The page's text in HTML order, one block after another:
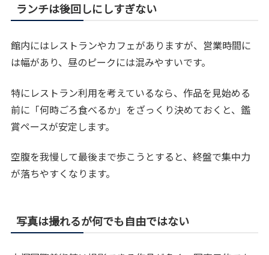
ランチは後回しにしすぎない
館内にはレストランやカフェがありますが、営業時間に
は幅があり、昼のピークには混みやすいです。
特にレストラン利用を考えているなら、作品を見始める
前に「何時ごろ食べるか」をざっくり決めておくと、鑑
賞ペースが安定します。
空腹を我慢して最後まで歩こうとすると、終盤で集中力
が落ちやすくなります。
写真は撮れるが何でも自由ではない